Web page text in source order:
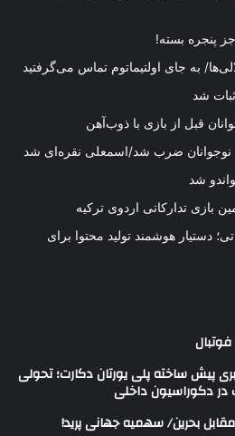
پنجره بسته!
به جای اولتیماتوم تماس می‌گرفتید
شد
قبل از بازی با ذوب‌آهن
نوجوانان ضرب شد/اسمعلی نقره‌ای شد
شد
بازی تدارکاتی اردوی ترکیه
هوشمند تولید محتوا برای
پیش ساخته پلی یورتان دکارت؛ تحولی
دکوراسیون داخلی
بحرین/ سهمیه جهانی پرید!